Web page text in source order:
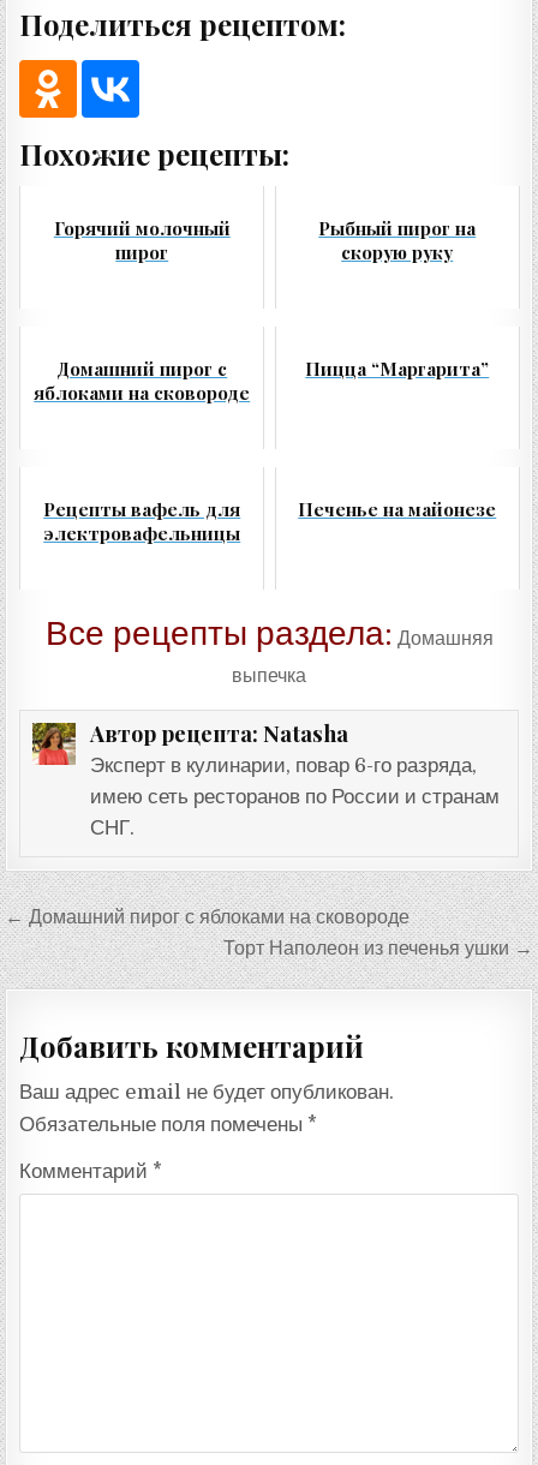
Поделиться рецептом:
Похожие рецепты:
Горячий молочный
пирог
Рыбный пирог на
скорую руку
Домашний пирог с
яблоками на сковороде
Пицца “Маргарита”
Рецепты вафель для
электровафельницы
Печенье на майонезе
Все рецепты раздела: Домашняя
выпечка
Автор рецепта: Natasha
Эксперт в кулинарии, повар 6-го разряда,
имею сеть ресторанов по России и странам
СНГ.
Навигация
по
записям
← Домашний пирог с яблоками на сковороде
Торт Наполеон из печенья ушки →
Добавить комментарий
Ваш адрес email не будет опубликован.
Обязательные поля помечены *
Комментарий *